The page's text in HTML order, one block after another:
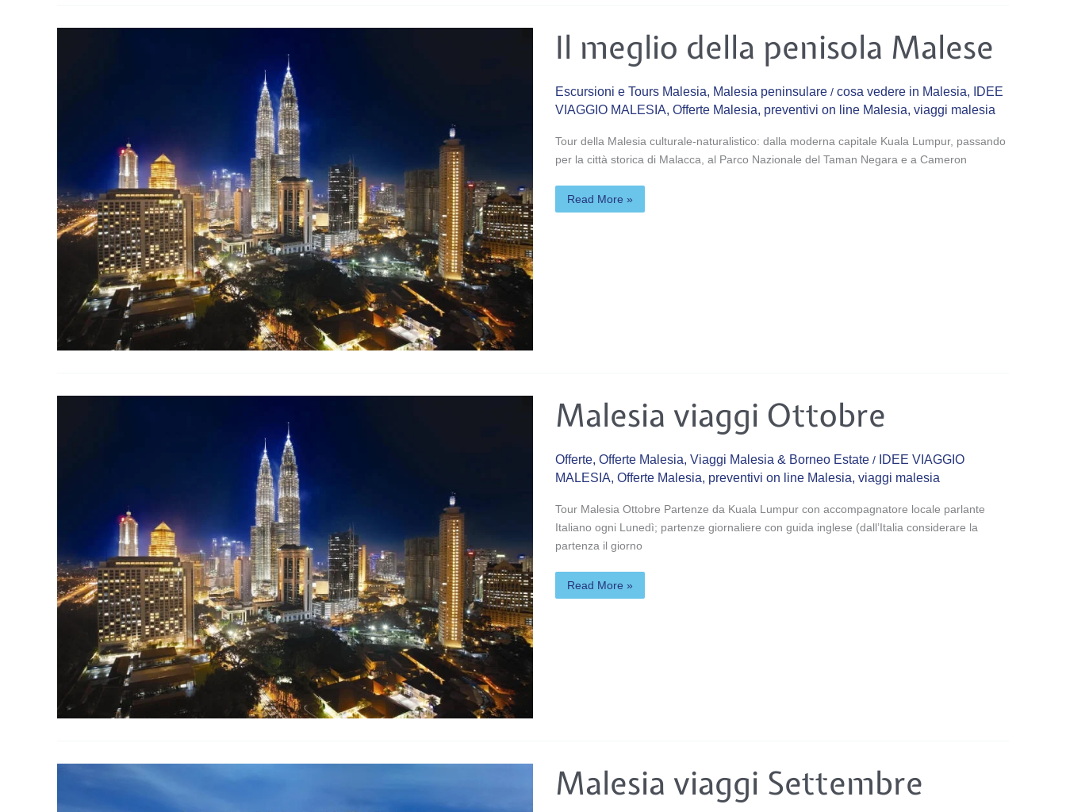
Il meglio della penisola Malese
Escursioni e Tours Malesia, Malesia peninsulare / cosa vedere in Malesia,
IDEE
VIAGGIO MALESIA, Offerte Malesia, preventivi on line Malesia, viaggi malesia
Tour della Malesia culturale-naturalistico: dalla moderna capitale Kuala Lumpur, passando
per la città storica di Malacca, al Parco Nazionale del Taman Negara e a Cameron
Il
meglio
Read More »
Malesia viaggi Ottobre
Offerte, Offerte Malesia, Viaggi Malesia & Borneo Estate /
IDEE VIAGGIO
MALESIA, Offerte Malesia, preventivi on line Malesia, viaggi malesia
Tour Malesia Ottobre Partenze da Kuala Lumpur con accompagnatore locale parlante
Italiano ogni Lunedì; partenze giornaliere con guida inglese (dall’Italia considerare la
partenza il giorno
Malesia
viaggi
Ottobre
Read More »
Malesia viaggi Settembre
Malesia
viaggi
Settembre